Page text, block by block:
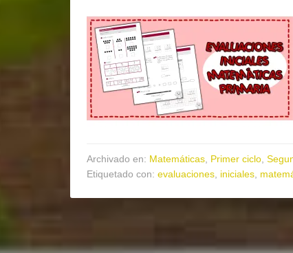
Archivado en: Matemáticas Primer ciclo
Etiquetado con: evaluaciones iniciales